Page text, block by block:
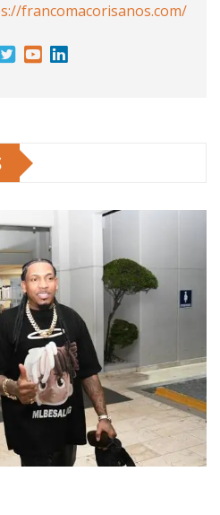
francomacorisanos.com/